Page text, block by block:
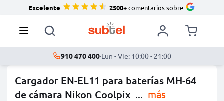
Excelente 2500+comentarios sobre
910 470 400·Lun - Vie: 10:00 - 21:00
Cargador EN-EL11 para baterías MH-64
de cámara Nikon Coolpix ... más